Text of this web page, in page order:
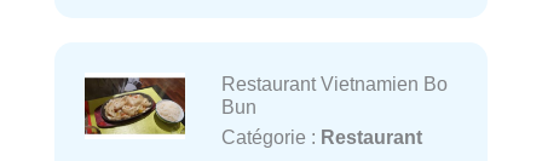
Restaurant Vietnamien Bo
Bun
Catégorie : Restaurant